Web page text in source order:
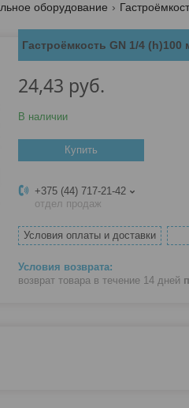
оборудование
Гастроёмкость GN 1/4
24,43 руб.
В наличии
Купить
+375 (44) 717-21-42
отдел продаж
Условия оплаты и доставки
возврат товара в течение 14 дней